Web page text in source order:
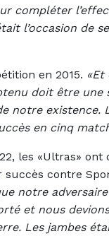
compléter
l’occasion de
en 2015. «Et
doit être une
notre existence.
en cinq
les «Ultras»
contre
notre
et nous
Les jambes